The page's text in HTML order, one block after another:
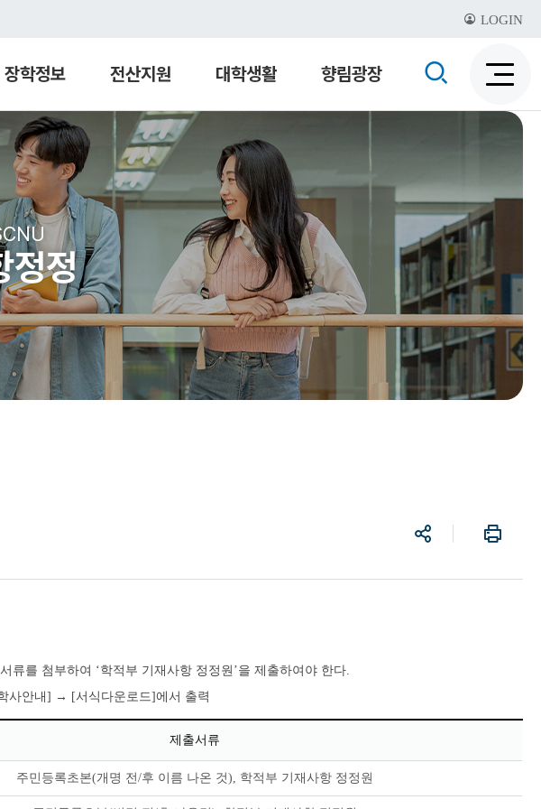
LOGIN
장학정보 전산지원 대학생활 향림광장
색
성
화
색
정정
공
프
린
류를 첨부하여 ‘학적부 기재사항 정정원’을 제출하여야 한다.
사안내] → [서식다운로드]에서 출력
제출서류
주민등록초본(개명 전/후 이름 나온 것), 학적부 기재사항 정정원